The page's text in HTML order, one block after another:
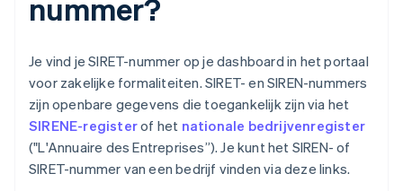
nummer?
Je vind je SIRET-nummer op je dashboard in het portaal
voor zakelijke formaliteiten. SIRET- en SIREN-nummers
zijn openbare gegevens die toegankelijk zijn via het
SIRENE-registerof het nationale bedrijvenregister
("L'Annuaire des Entreprises”). Je kunt het SIREN- of
SIRET-nummer van een bedrijf vinden via deze links.